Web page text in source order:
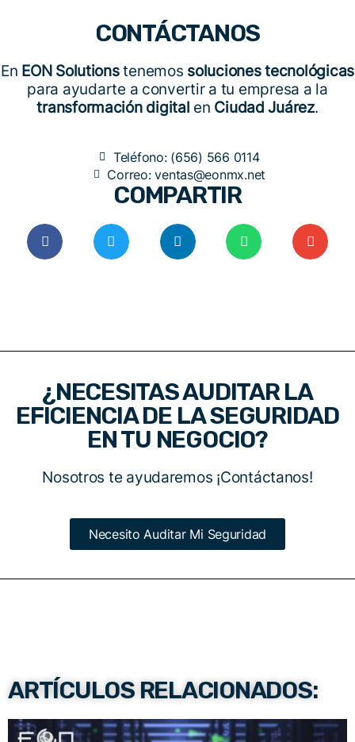
CONTÁCTANOS
En EON Solutionstenemos soluciones tecnológicas
para ayudarte a convertir a tu empresa a la
transformación digital en Ciudad Juárez.
Teléfono: (656) 566 0114
Correo: ventas@eonmx.net
COMPARTIR
¿NECESITAS AUDITAR LA
EFICIENCIA DE LA SEGURIDAD
EN TU NEGOCIO?
Nosotros te ayudaremos ¡Contáctanos!
Necesito Auditar Mi Seguridad
ARTÍCULOS RELACIONADOS: